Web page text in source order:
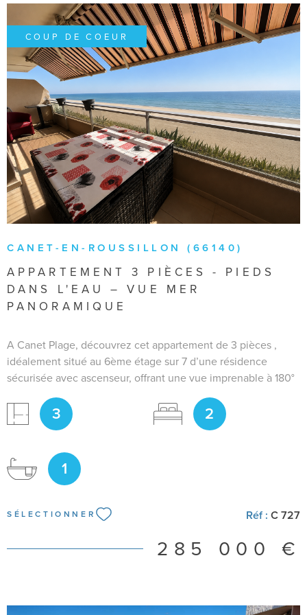
CANET-EN-ROUSSILLON (66140)
APPARTEMENT 3 PIÈCES - PIEDS
DANS L'EAU – VUE MER
PANORAMIQUE
A Canet Plage, découvrez cet appartement de 3 pièces ,
idéalement situé au 6ème étage sur 7 d’une résidence
sécurisée avec ascenseur, offrant une vue imprenable à 180°
sur la mer. Il se compose d'un salon séjour ouvrant sur la
terrasse, une cuisine ouverte avec nombreux rangements,
une chambre bénéficiant d'un accès direct sur la terrasse et
une salle de bain avec WC. Climatisation réversible récente,
double vitrage, volets roulants, store banne. Pour plus de
29 95 93
3 2
1
SÉLECTIONNER Réf : C 727
285 000 €
COUP DE COEUR
VOIR LE BIEN